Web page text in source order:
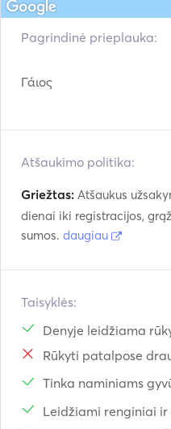
Pagrindinė prieplauka:
Γάιος
Atšaukimo politika:
Griežtas: Atšaukus
dienai iki registracijos,
sumos. daugiau
Taisyklės:
Denyje leidžiama
Rūkyti patalpose
Tinka naminiams
Leidžiami renginiai